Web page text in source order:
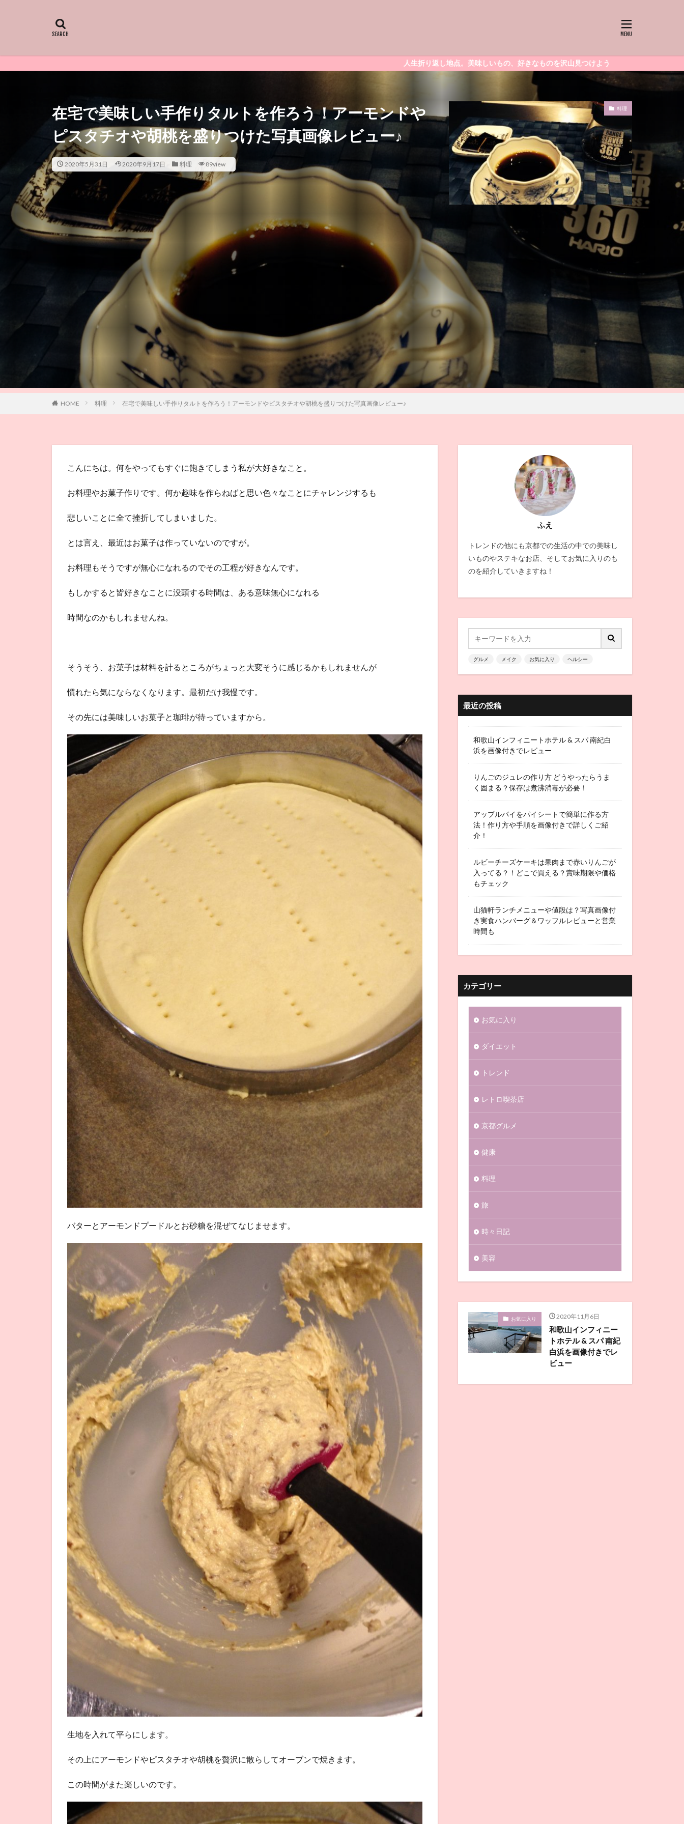
人生折り返し地点。美味しいもの、好きなものを沢山見つけよう
在宅で美味しい手作りタルトを作ろう！アーモンドや
ピスタチオや胡桃を盛りつけた写真画像レビュー♪
2020年5月31日 2020年9月17日 料理 89view
料理
HOME 料理 在宅で美味しい手作りタルトを作ろう！アーモンドやピスタチオや胡桃を盛りつけた写真画像レビュー♪
こんにちは。何をやってもすぐに飽きてしまう私が大好きなこと。
お料理やお菓子作りです。何か趣味を作らねばと思い色々なことにチャレンジするも
悲しいことに全て挫折してしまいました。
とは言え、最近はお菓子は作っていないのですが。
お料理もそうですが無心になれるのでその工程が好きなんです。
もしかすると皆好きなことに没頭する時間は、ある意味無心になれる
時間なのかもしれませんね。
そうそう、お菓子は材料を計るところがちょっと大変そうに感じるかもしれませんが
慣れたら気にならなくなります。最初だけ我慢です。
その先には美味しいお菓子と珈琲が待っていますから。
バターとアーモンドプードルとお砂糖を混ぜてなじませます。
生地を入れて平らにします。
その上にアーモンドやピスタチオや胡桃を贅沢に散らしてオーブンで焼きます。
この時間がまた楽しいのです。
ふえ
トレンドの他にも京都での生活の中での美味し
いものやステキなお店、そしてお気に入りのも
のを紹介していきますね！
グルメ メイク お気に入り ヘルシー
最近の投稿
和歌山インフィニートホテル & スパ 南紀白
浜を画像付きでレビュー
りんごのジュレの作り方 どうやったらうま
く固まる？保存は煮沸消毒が必要！
アップルパイをパイシートで簡単に作る方
法！作り方や手順を画像付きで詳しくご紹
介！
ルビーチーズケーキは果肉まで赤いりんごが
入ってる？！どこで買える？賞味期限や価格
もチェック
山猫軒ランチメニューや値段は？写真画像付
き実食ハンバーグ＆ワッフルレビューと営業
時間も
カテゴリー
お気に入り
ダイエット
トレンド
レトロ喫茶店
京都グルメ
健康
料理
旅
時々日記
美容
お気に入り 2020年11月6日
和歌山インフィニー
トホテル & スパ 南紀
白浜を画像付きでレ
ビュー